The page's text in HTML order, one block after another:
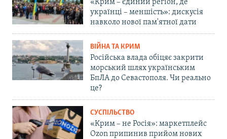
«Крим – єдиний регіон, де
українці – меншість»: дискусія
навколо нової пам'ятної дати
ВІЙНА ТА КРИМ
Російська влада обіцяє закрити
морський шлях українським
БпЛА до Севастополя. Чи реально
це?
СУСПІЛЬСТВО
«Крим – не Росія»: маркетплейс
Ozon припинив прийом нових